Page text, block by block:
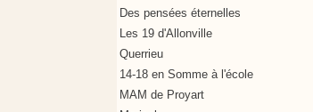
Des pensées éternelles
Les 19 d'Allonville
Querrieu
14-18 en Somme à l'école
MAM de Proyart